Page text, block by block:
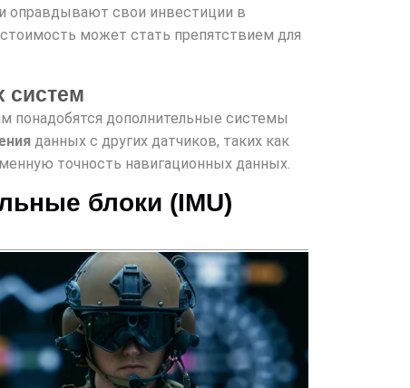
оправдывают свои инвестиции в
может стать препятствием для
систем
понадобятся дополнительные системы
данных с других датчиков, таких как
точность навигационных данных.
блоки (IMU)